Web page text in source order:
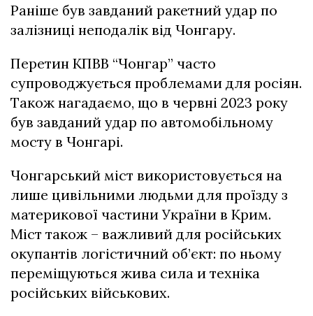
Раніше був завданий ракетний удар по
залізниці неподалік від Чонгару.
Перетин КПВВ “Чонгар” часто
супроводжується проблемами для росіян.
Також нагадаємо, що в червні 2023 року
був завданий удар по автомобільному
мосту в Чонгарі.
Чонгарський міст використовується на
лише цивільними людьми для проїзду з
материкової частини України в Крим.
Міст також – важливий для російських
окупантів логістичний об’єкт: по ньому
переміщуються жива сила и техніка
російських військових.